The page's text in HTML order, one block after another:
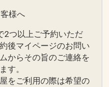
様へ
2つ以上ご予約いただ
後マイページのお問い
からその旨のご連絡を
す。
をご利用の際は希望の